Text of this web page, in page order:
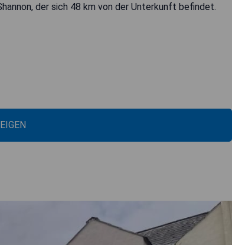
der sich 48 km von der Unterkunft befindet.